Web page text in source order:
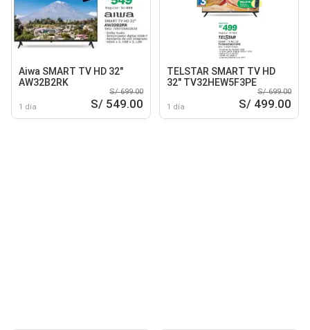
Aiwa SMART TV HD 32"
AW32B2RK
1 día
S/ 699.00
S/ 549.00
TELSTAR SMART TV HD
32" TV32HEW5F3PE
1 día
S/ 699.00
S/ 499.00